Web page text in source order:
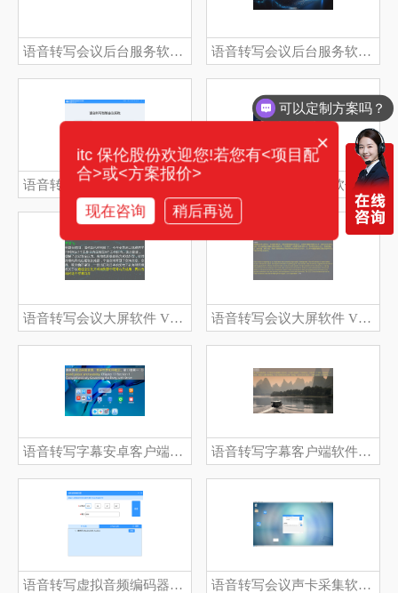
语音转写会议后台服务软件 V5.61 语音转写会议后台服务软件 V5.61
语音转写会议客户端软件 V5.62 语音转写会议客户端软件 V5.62
语音转写会议大屏软件 V5.60 语音转写会议大屏软件 V5.60
语音转写字幕安卓客户端软件 V6.57 语音转写字幕客户端软件 V6.59
语音转写虚拟音频编码器软件 V6.58 语音转写会议声卡采集软件 V7.53
可以定制方案吗？
×
itc 保伦股份欢迎您!若您有<项目配
合>或<方案报价>
现在咨询 稍后再说